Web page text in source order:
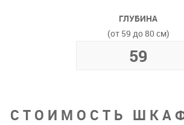
ГЛУБИНА
(от 59 до 80 см)
СТОИМОСТЬ